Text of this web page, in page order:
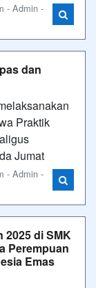
- Admin -
dan
Praktik
Jumat
- Admin -
2025 di SMK
Perempuan
Emas